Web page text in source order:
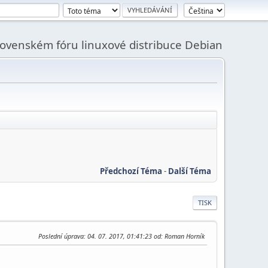
fóru linuxové distribuce Debian
Předchozí Téma - Další Téma
TISK
Poslední úprava: 04. 07. 2017, 01:41:23 od: Roman Horník